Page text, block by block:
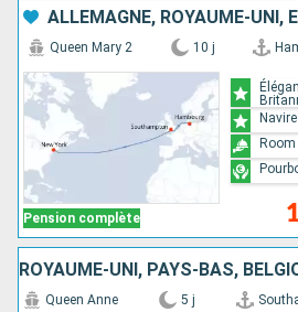
Pension complète
Queen Mary 2 10 j
ROYAUME-UNI, PAYS-BAS,
Queen Anne 5 j